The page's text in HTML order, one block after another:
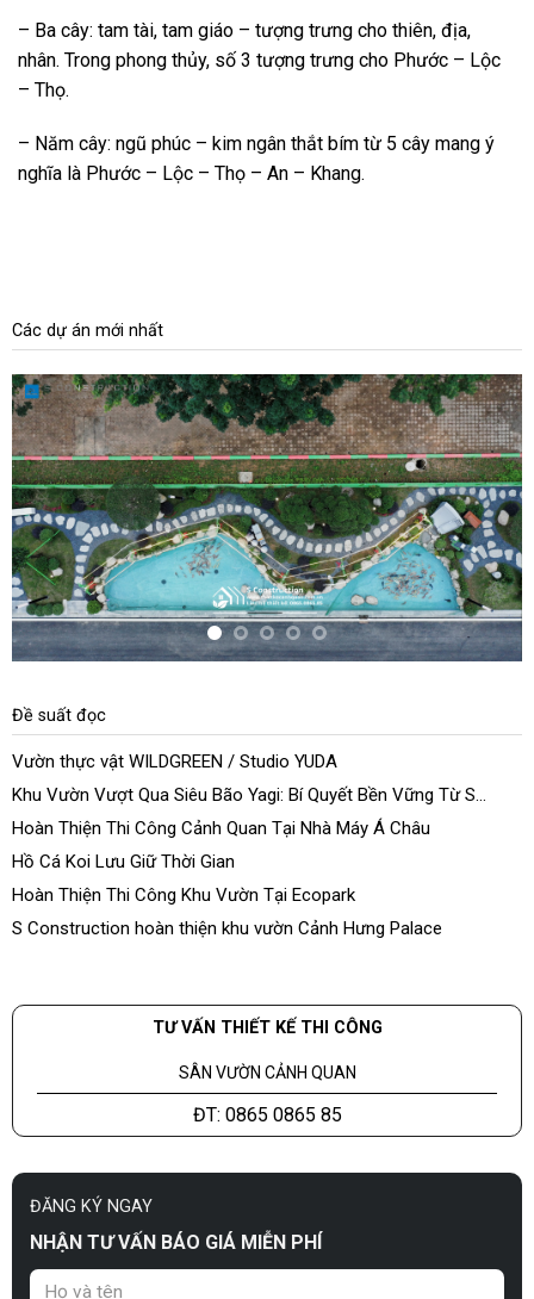
– Ba cây: tam tài, tam giáo – tượng trưng cho thiên, địa,
nhân. Trong phong thủy, số 3 tượng trưng cho Phước – Lộc
– Thọ.
– Năm cây: ngũ phúc – kim ngân thắt bím từ 5 cây mang ý
nghĩa là Phước – Lộc – Thọ – An – Khang.
Các dự án mới nhất
Đề suất đọc
Vườn thực vật WILDGREEN / Studio YUDA
Khu Vườn Vượt Qua Siêu Bão Yagi: Bí Quyết Bền Vững Từ S
Construction
Hoàn Thiện Thi Công Cảnh Quan Tại Nhà Máy Á Châu
Hồ Cá Koi Lưu Giữ Thời Gian
Hoàn Thiện Thi Công Khu Vườn Tại Ecopark
S Construction hoàn thiện khu vườn Cảnh Hưng Palace
TƯ VẤN THIẾT KẾ THI CÔNG
SÂN VƯỜN CẢNH QUAN
ĐT: 0865 0865 85
ĐĂNG KÝ NGAY
NHẬN TƯ VẤN BÁO GIÁ MIỄN PHÍ